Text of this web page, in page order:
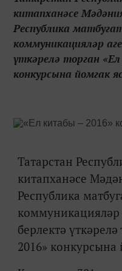
китапханәсе
Республика
коммуникацияләр
үткәрелә торган
конкурсына йомгак
Татарстан
китапханәсе
Республика
коммуникацияләр
берлектә
2016» конкурсына